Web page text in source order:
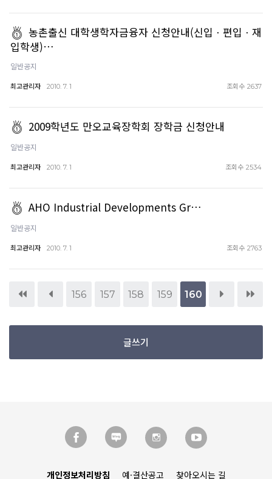
농촌출신 대학생학자금융자 신청안내(신입ㆍ편입ㆍ재
입학생)…
일반공지
최고관리자 2010. 7. 1 조회수 2637
2009학년도 만오교육장학회 장학금 신청안내
일반공지
최고관리자 2010. 7. 1 조회수 2534
AHO Industrial Developments Gr…
일반공지
최고관리자 2010. 7. 1 조회수 2763
156 157 158 159 160
글쓰기
개인정보처리방침 예·결산공고 찾아오시는 길